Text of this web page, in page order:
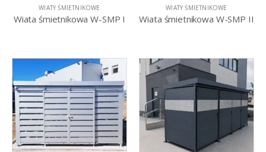
WIATY ŚMIETNIKOWE
Wiata śmietnikowa W-SMP I
WIATY ŚMIETNIKOWE
Wiata śmietnikowa W-SMP II